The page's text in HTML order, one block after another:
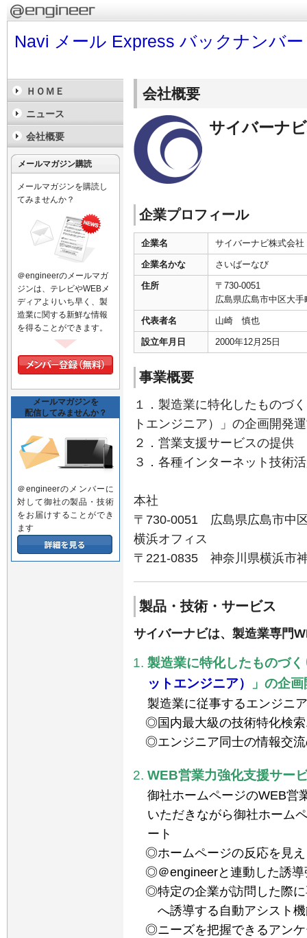
Navi メール Express バックナンバー
会社概要
サイバーナ
企業プロフィール
企業名 サイバーナビ株式会社
企業名かな さいばーなび
住所
〒730-0051
広島県広島市中区大手
代表者名 山崎 慎也
設立年月日 2000年12月25日
事業概要
１．製造業に特化したものづ
トエンジニア）」の企画開発
２．営業支援サービスの提供
３．各種インターネット技術
本社
〒730-0051 広島県広島市中
横浜オフィス
〒221-0835 神奈川県横浜市
製品・技術・サービス
サイバーナビは、製造業専門
製造業に特化したものづ
ットエンジニア）
」の企
製造業に従事するエンジニ
国内最大級の技術特化検
エンジニア同士の情報交
WEB営業力強化支援サー
御社ホームページのWEB営
いただきながら御社ホーム
ート
ホームページの反応を見
＠engineerと連動した誘
特定の企業が訪問した際
へ誘導する自動アシスト
ニーズを把握できるアン
ＨＯＭＥ
ニュース
会社概要
メールマガジン購読
メールマガジンを購読し
てみませんか？
＠engineerのメールマガ
ジンは、テレビやWEBメ
ディアよりいち早く、製
造業に関する新鮮な情報
を得ることができます。
メールマガジンを
配信してみませんか？
＠engineerのメンバーに
対して御社の製品・技術
をお届けすることができ
ます